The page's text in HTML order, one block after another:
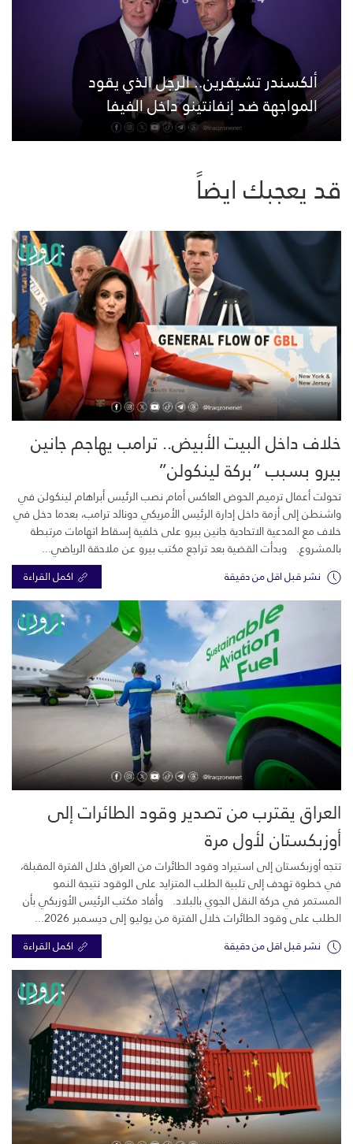
ألكسندر تشيفرين.. الرجل الذي يقود
المواجهة ضد إنفانتينو داخل الفيفا
قد يعجبك ايضاً
خلاف داخل البيت الأبيض.. ترامب يهاجم جانين
بيرو بسبب “بركة لينكولن”
تحولت أعمال ترميم الحوض العاكس أمام نصب الرئيس أبراهام لينكولن في
واشنطن إلى أزمة داخل إدارة الرئيس الأمريكي دونالد ترامب، بعدما دخل في
خلاف مع المدعية الاتحادية جانين بيرو على خلفية إسقاط اتهامات مرتبطة
بالمشروع. وبدأت القضية بعد تراجع مكتب بيرو عن ملاحقة الرياضي...
نشر قبل اقل من دقيقة اكمل القراءة
العراق يقترب من تصدير وقود الطائرات إلى
أوزبكستان لأول مرة
تتجه أوزبكستان إلى استيراد وقود الطائرات من العراق خلال الفترة المقبلة،
في خطوة تهدف إلى تلبية الطلب المتزايد على الوقود نتيجة النمو
المستمر في حركة النقل الجوي بالبلاد. وأفاد مكتب الرئيس الأوزبكي بأن
الطلب على وقود الطائرات خلال الفترة من يوليو إلى ديسمبر 2026...
نشر قبل اقل من دقيقة اكمل القراءة